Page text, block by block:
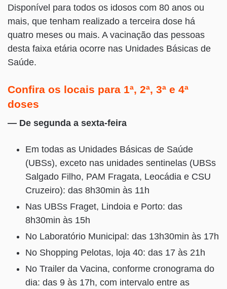
Disponível para todos os idosos com 80 anos ou
mais, que tenham realizado a terceira dose há
quatro meses ou mais. A vacinação das pessoas
desta faixa etária ocorre nas Unidades Básicas de
Saúde.
Confira os locais para 1ª, 2ª, 3ª e 4ª
doses
— De segunda a sexta-feira
Em todas as Unidades Básicas de Saúde
(UBSs), exceto nas unidades sentinelas (UBSs
Salgado Filho, PAM Fragata, Leocádia e CSU
Cruzeiro): das 8h30min às 11h
Nas UBSs Fraget, Lindoia e Porto: das
8h30min às 15h
No Laboratório Municipal: das 13h30min às 17h
No Shopping Pelotas, loja 40: das 17 às 21h
No Trailer da Vacina, conforme cronograma do
dia: das 9 às 17h, com intervalo entre as